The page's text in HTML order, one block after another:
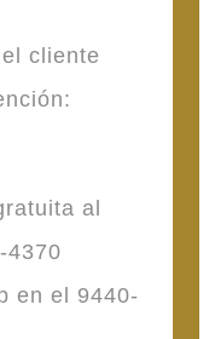
cliente
al
4370
en el 9440-